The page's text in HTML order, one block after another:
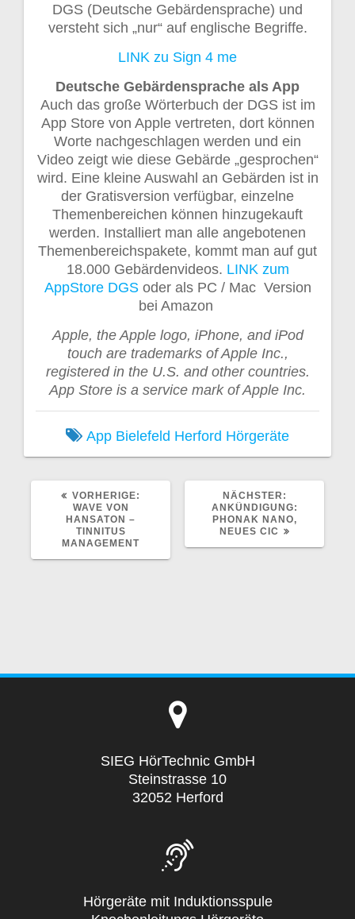
DGS (Deutsche Gebärdensprache) und
versteht sich „nur“ auf englische Begriffe.
LINK zu Sign 4 me
Deutsche Gebärdensprache als App
Auch das große Wörterbuch der DGS ist im
App Store von Apple vertreten, dort können
Worte nachgeschlagen werden und ein
Video zeigt wie diese Gebärde „gesprochen“
wird. Eine kleine Auswahl an Gebärden ist in
der Gratisversion verfügbar, einzelne
Themenbereichen können hinzugekauft
werden. Installiert man alle angebotenen
Themenbereichspakete, kommt man auf gut
18.000 Gebärdenvideos. LINK zum
AppStore DGSoder als PC / Mac Version
bei Amazon
Apple, the Apple logo, iPhone, and iPod
touch are trademarks of Apple Inc.,
registered in the U.S. and other countries.
App Store is a service mark of Apple Inc.
App Bielefeld Herford Hörgeräte
VORHERIGE:
WAVE VON
HANSATON –
TINNITUS
MANAGEMENT
NÄCHSTER:
BEITRAG:
ANKÜNDIGUNG:
PHONAK NANO,
NEUES CIC
SIEG HörTechnic GmbH
Steinstrasse 10
32052 Herford
Hörgeräte mit Induktionsspule